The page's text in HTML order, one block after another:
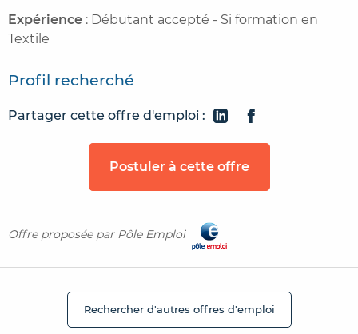
Expérience : Débutant accepté - Si formation en
Textile
Profil recherché
Partager cette offre d'emploi :
Postuler à cette offre
Offre proposée par Pôle Emploi
Rechercher d'autres offres d'emploi